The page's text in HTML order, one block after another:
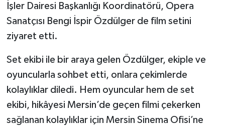
İşler Dairesi Başkanlığı Koordinatörü, Opera
Sanatçısı Bengi İspir Özdülger de film setini
ziyaret etti.
Set ekibi ile bir araya gelen Özdülger, ekiple ve
oyuncularla sohbet etti, onlara çekimlerde
kolaylıklar diledi. Hem oyuncular hem de set
ekibi, hikâyesi Mersin’de geçen filmi çekerken
sağlanan kolaylıklar için Mersin Sinema Ofisi’ne